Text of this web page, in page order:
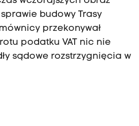
sprawie budowy Trasy
przekonywał
podatku VAT nic nie
sądowe rozstrzygnięcia w